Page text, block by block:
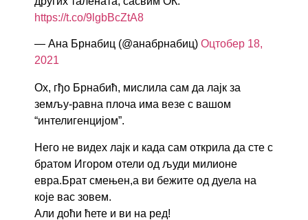
https://t.co/9lgbBcZtA8
— Ана Брнабиц (@анабрнабиц) Оцтобер 18,
2021
Ох, гђо Брнабић, мислила сам да лајк за
земљу-равна плоча има везе с вашом
“интелигенцијом”.
Него не видех лајк и када сам открила да сте с
братом Игором отели од људи милионе
евра.Брат смењен,а ви бежите од дуела на
које вас зовем.
Али доћи ћете и ви на ред!